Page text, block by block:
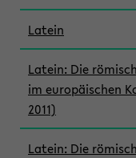
Latein
Latein: Die
im europäischen
2011)
Latein: Die